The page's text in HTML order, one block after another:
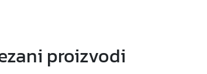
proizvodi